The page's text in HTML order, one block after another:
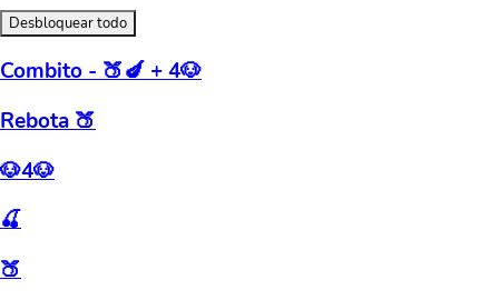
Desbloquear todo
Combito - 🍑🍆 + 4🐶
Rebota 🍑
🐶4🐶
🍒
🍑